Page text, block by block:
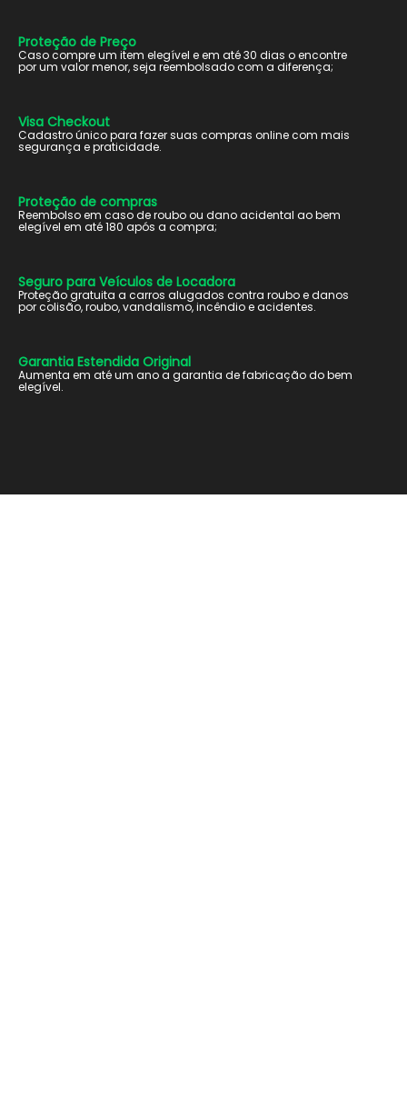
Proteção de Preço
Caso compre um item elegível e em até 30 dias o encontre
por um valor menor, seja reembolsado com a diferença;
Visa Checkout
Cadastro único para fazer suas compras online com mais
segurança e praticidade.
Proteção de compras
Reembolso em caso de roubo ou dano acidental ao bem
elegível em até 180 após a compra;
Seguro para Veículos de Locadora
Proteção gratuita a carros alugados contra roubo e danos
por colisão, roubo, vandalismo, incêndio e acidentes.
Garantia Estendida Original
Aumenta em até um ano a garantia de fabricação do bem
elegível.